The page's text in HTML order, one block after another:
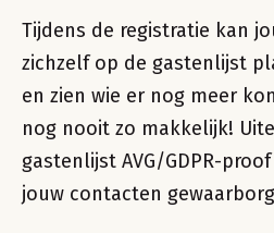
Tijdens de registratie kan
zichzelf op de gastenlijst
en zien wie er nog meer
nog nooit zo makkelijk!
gastenlijst AVG/GDPR-
jouw contacten